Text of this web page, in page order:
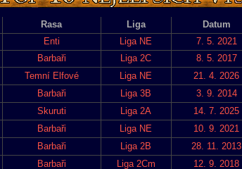
Rasa Liga Datum
Enti Liga NE 7. 5. 2021
Barbaři Liga 2C 8. 5. 2017
Temní Elfové Liga NE 21. 4. 2026
Barbaři Liga 3B 3. 9. 2014
Skuruti Liga 2A 14. 7. 2025
Barbaři Liga NE 10. 9. 2021
Barbaři Liga 2B 28. 11. 2013
Barbaři Liga 2Cm 12. 9. 2018